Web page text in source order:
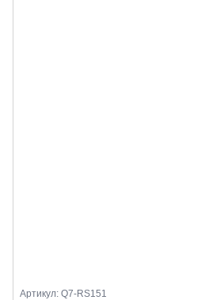
Артикул: Q7-RS151